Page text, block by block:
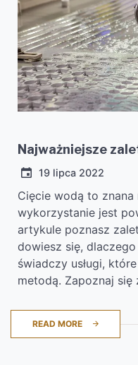
Najważniejsze
19 lipca 2022
Cięcie wodą to
wykorzystanie jest
artykule poznasz
dowiesz się,
świadczy usługi,
metodą. Zapoznaj się
READ MORE